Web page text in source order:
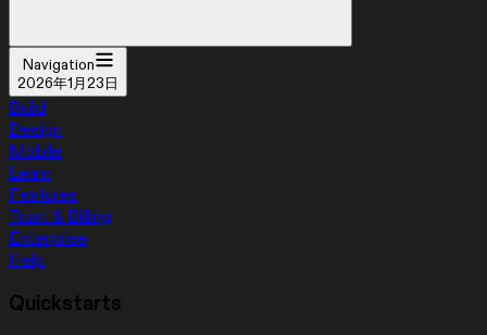
Navigation
2026年1月23日
Build
Design
Mobile
Learn
Features
Trust & Billing
Enterprise
Help
Quickstarts